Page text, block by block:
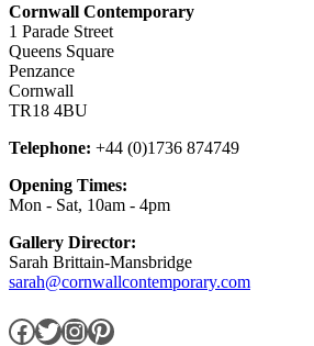
Cornwall Contemporary
1 Parade Street
Queens Square
Penzance
Cornwall
TR18 4BU
Telephone: +44 (0)1736 874749
Opening Times:
Mon - Sat, 10am - 4pm
Gallery Director:
Sarah Brittain-Mansbridge
sarah@cornwallcontemporary.com
Facebook
Twitter
Instagram
Pinterest